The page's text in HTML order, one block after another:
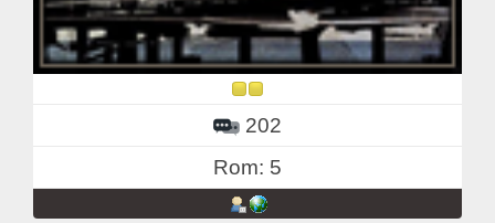
202
Rom: 5